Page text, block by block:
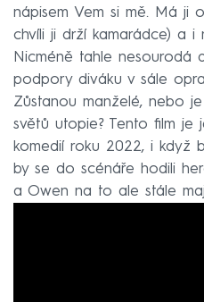
nápisem Vem si mě. Má ji
chvíli ji drží kamarádce) a
Nicméně tahle nesourodá
podpory diváku v sále
Zůstanou manželé, nebo
světů utopie? Tento film je
komedií roku 2022, i když
by se do scénáře hodili
a Owen na to ale stále